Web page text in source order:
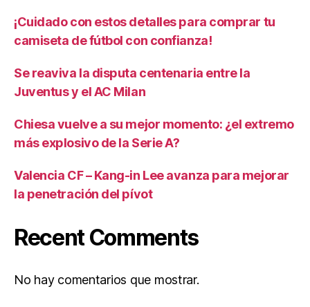
¡Cuidado con estos detalles para comprar tu
camiseta de fútbol con confianza!
Se reaviva la disputa centenaria entre la
Juventus y el AC Milan
Chiesa vuelve a su mejor momento: ¿el extremo
más explosivo de la Serie A?
Valencia CF – Kang-in Lee avanza para mejorar
la penetración del pívot
Recent Comments
No hay comentarios que mostrar.